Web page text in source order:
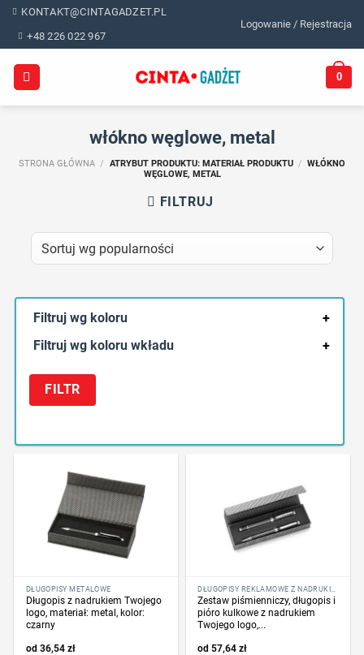
Skip
content
KONTAKT@CINTAGADZET.PL
+48 226 022 967
Logowanie / Rejestracja
0
włókno węglowe, metal
STRONA GŁÓWNA / ATRYBUT PRODUKTU: MATERIAŁ PRODUKTU / WŁÓKNO
WĘGLOWE, METAL
FILTRUJ
Filtruj wg koloru
+
Filtruj wg koloru wkładu
+
FILTR
DŁUGOPISY METALOWE
Długopis z nadrukiem Twojego
logo, materiał: metal, kolor:
czarny
36,54 zł
Zestaw piśmienniczy, długopis i
pióro kulkowe z nadrukiem
Twojego logo,...
57,64zł